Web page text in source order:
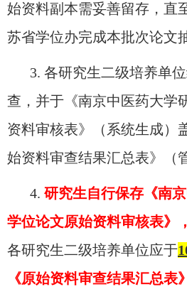
始资料副本需妥善留存，直
苏省学位办完成本批次论文
3. 各研究生二级培养单
查，并于《南京中医药大学
资料审核表》（系统生成）
始资料审查结果汇总表》（
4. 研究生自行保存 《南
学位论文原始资料审核表》
各研究生二级培养单位应于
《原始资料审查结果汇总表